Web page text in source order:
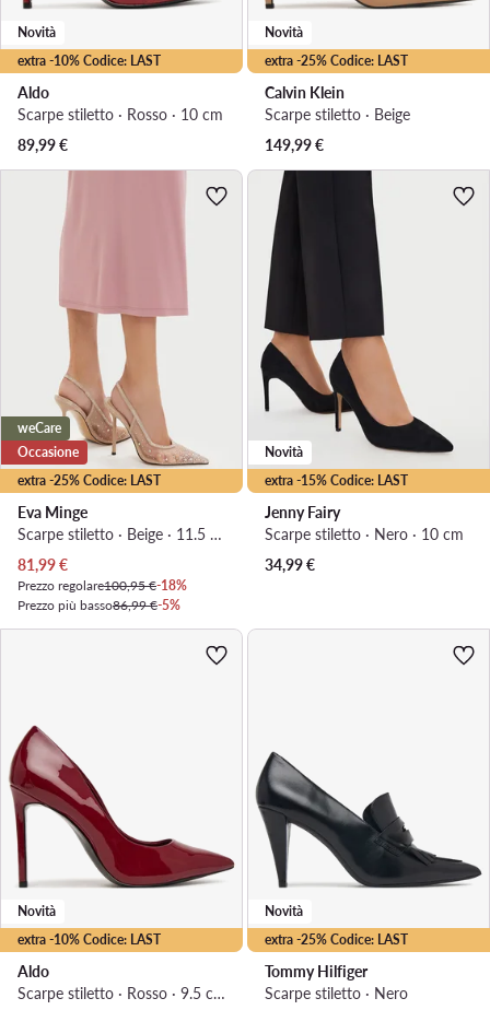
extra -10% Codice: LAST
Novità
Aldo
Scarpe stiletto · Rosso · 10 cm
89,99€
extra -25% Codice: LAST
Novità
Calvin Klein
Scarpe stiletto · Beige
149,99€
extra -25% Codice: LAST
weCare
Occasione
Eva Minge
Scarpe stiletto · Beige · 11.5 cm
Prezzo attuale
81,99€
Prezzo regolare100,95 €-18%
Prezzo più basso86,99 €-5%
extra -15% Codice: LAST
Novità
Jenny Fairy
Scarpe stiletto · Nero · 10 cm
34,99€
extra -10% Codice: LAST
Novità
Aldo
Scarpe stiletto · Rosso · 9.5 cm
extra -25% Codice: LAST
Novità
Tommy Hilfiger
Scarpe stiletto · Nero